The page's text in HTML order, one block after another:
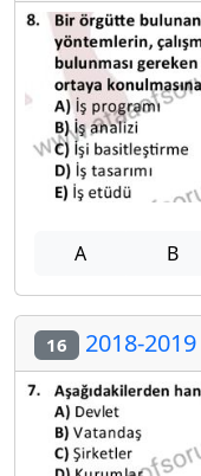
A B
16 2018-2019